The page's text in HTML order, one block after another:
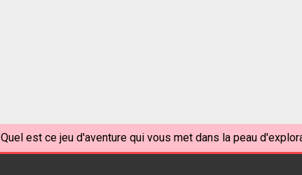
Quel est ce jeu d'aventure qui vous met dans la peau